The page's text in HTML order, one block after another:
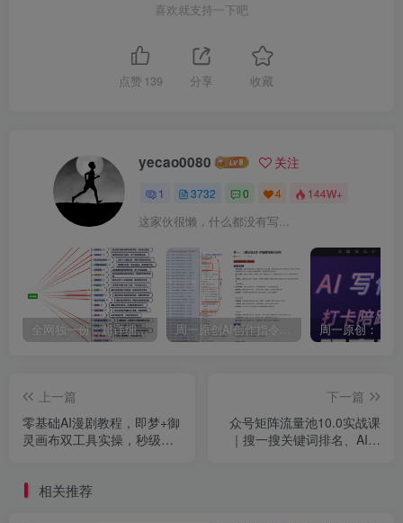
喜欢就支持一下吧
点赞 139 分享 收藏
yecao0080 关注
1 3732 0 4 144W+
这家伙很懒，什么都没有写...
全网独一份：超详细的40+个自媒体赛道领域解析手册，让你的内容创作不再局限！ 周一原创AI创作指令词：30+个领域赛道的创作提示词集合
上一篇
零基础AI漫剧教程，即梦+御
灵画布双工具实操，秒级分
打法
下一篇
众号矩阵流量池10.0实战课
｜搜一搜关键词排名、AI批
相关推荐